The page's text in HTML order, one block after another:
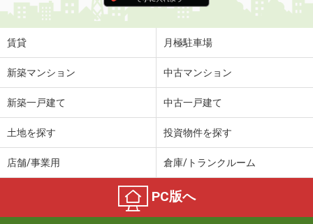
賃貸 月極駐車場
新築マンション 中古マンション
新築一戸建て 中古一戸建て
土地を探す 投資物件を探す
店舗/事業用 倉庫/トランクルーム
PC版へ